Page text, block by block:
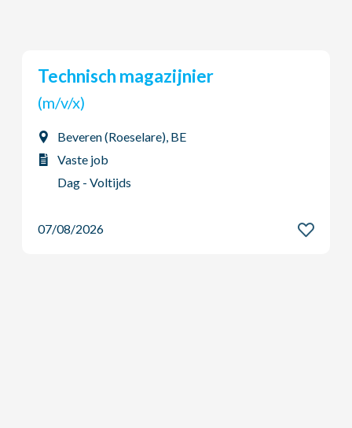
Klantendienstmedewerker FR+NL
Moeskroen
Moeskroen, BE
Interim job